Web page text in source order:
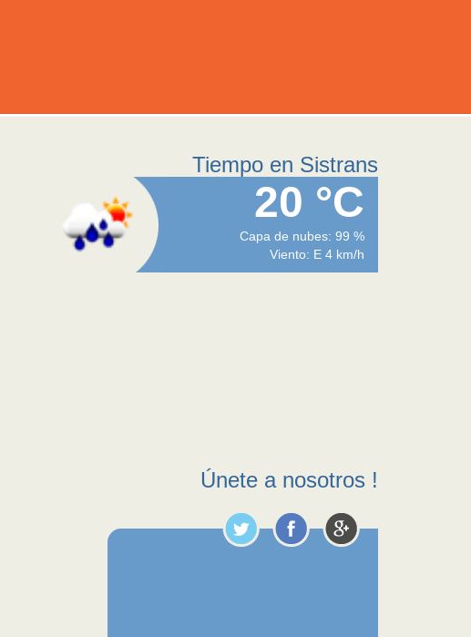
Tiempo en Sistrans
20 °C
Capa de nubes: 99 %
Viento: E 4 km/h
Únete a nosotros !